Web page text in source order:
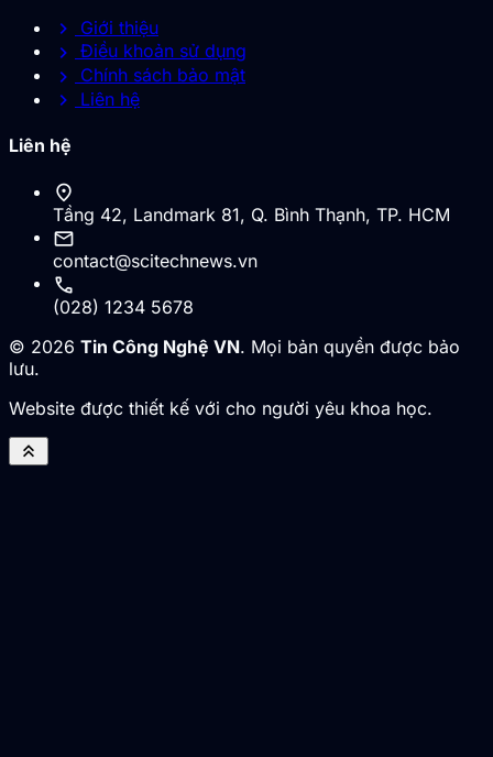
chevron_right Giới thiệu
chevron_right Điều khoản sử dụng
chevron_right Chính sách bảo mật
chevron_right Liên hệ
Liên hệ
location_on
Tầng 42, Landmark 81, Q. Bình Thạnh, TP. HCM
mail
contact@scitechnews.vn
call
(028) 1234 5678
© 2026 Tin Công Nghệ VN. Mọi bản quyền được bảo
lưu.
Website được thiết kế với cho người yêu khoa học.
keyboard_double_arrow_up